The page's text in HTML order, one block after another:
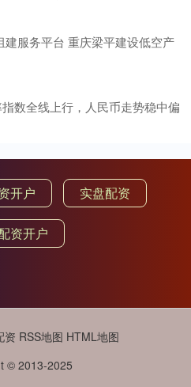
服务平台 重庆梁平建设低空产
数全线上行，人民币走势稳中偏
开户 实盘配资
资开户
资 RSS地图 HTML地图
© 2013-2025